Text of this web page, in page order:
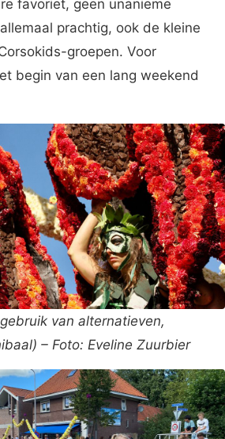
favoriet, geen unanieme
prachtig, ook de kleine
groepen. Voor
begin van een lang weekend
van alternatieven,
– Foto: Eveline Zuurbier